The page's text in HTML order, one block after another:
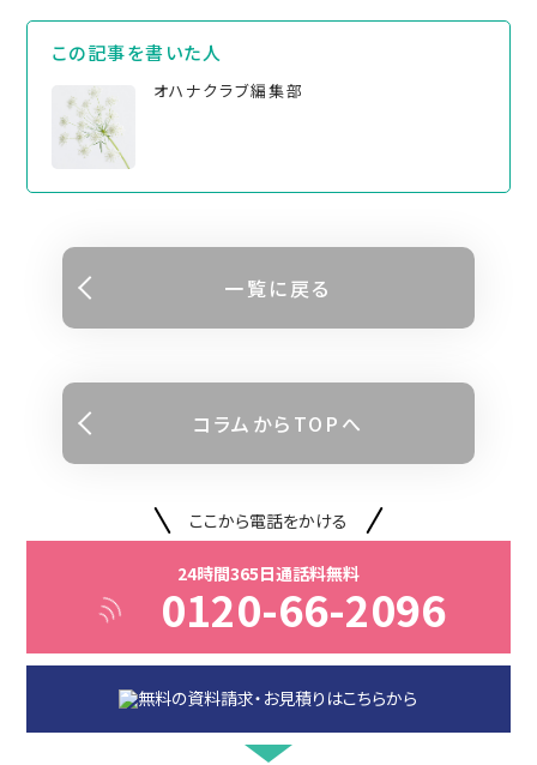
この記事を書いた⼈
オハナクラブ編集部
⼀覧に戻る
コラムからTOPへ
ここから電話をかける
24時間365日通話料無料
0120-66-2096